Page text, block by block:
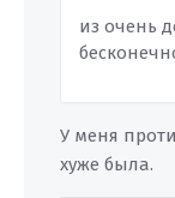
из очень
У меня
хуже была.